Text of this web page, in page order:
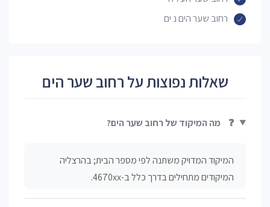
רחוב שער הים נ ים
שאלות נפוצות על רחוב שער הים
❓ מה המיקוד של רחוב שער הים?
המיקוד המדויק משתנה לפי מספר הבית; בהרצליה
המיקודים מתחילים בדרך כלל ב-4670xx.